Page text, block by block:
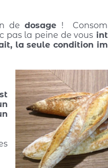
dedosage !
pas la peine de vous
la seule condition